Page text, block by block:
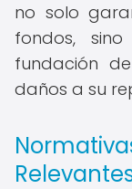
no solo
fondos,
fundación
daños a su